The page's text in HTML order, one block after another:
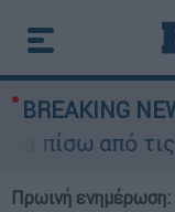
BREAKING
από τις
Πρωινή ενημέρωση: